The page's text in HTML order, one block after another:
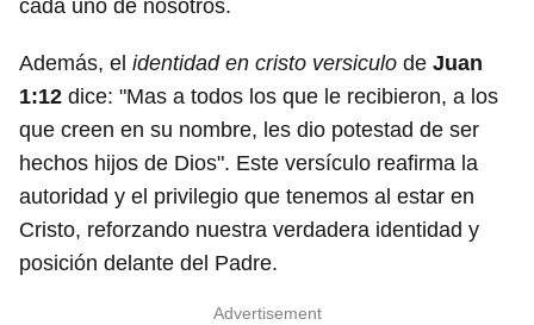
cada uno de nosotros.
Además, el identidad en cristo versiculo de Juan
1:12 dice: "Mas a todos los que le recibieron, a los
que creen en su nombre, les dio potestad de ser
hechos hijos de Dios". Este versículo reafirma la
autoridad y el privilegio que tenemos al estar en
Cristo, reforzando nuestra verdadera identidad y
posición delante del Padre.
Advertisement